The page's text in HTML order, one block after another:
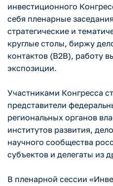
инвестиционного
себя пленарные
стратегические и
круглые столы, биржу
контактов (В2В), работу
экспозиции.
Участниками Конгресса
представители
региональных органов
институтов развития,
научного сообщества
субъектов и делегаты из
В пленарной сессии